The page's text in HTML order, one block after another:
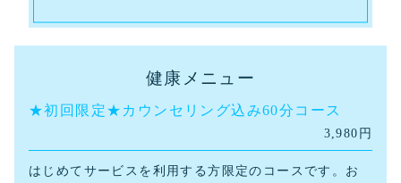
健康メニュー
★初回限定★カウンセリング込み60分コース
3,980円
はじめてサービスを利用する方限定のコースです。 お